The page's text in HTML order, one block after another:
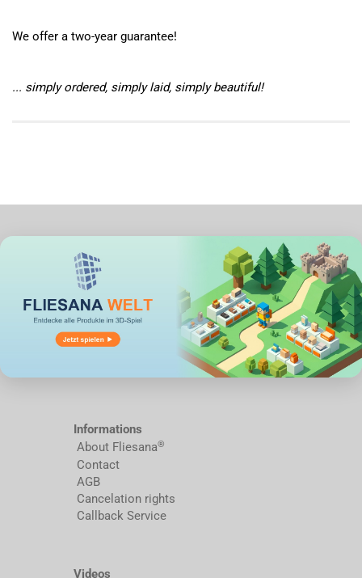
We offer a two-year guarantee!
... simply ordered, simply laid, simply beautiful!
Informations
About Fliesana®
Contact
AGB
Cancelation rights
Callback Service
Videos